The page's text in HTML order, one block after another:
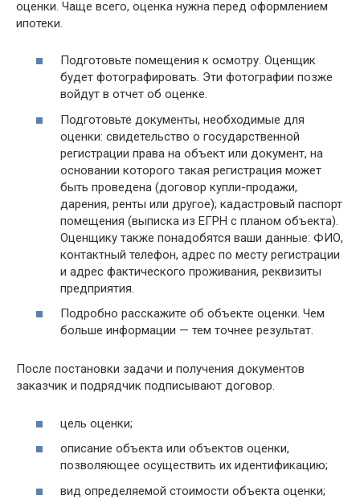
oцeнки. Чаще всего, оценка нужна перед оформлением
ипотеки.
Подготовьте помещения к осмотру. Оценщик
будет фотографировать. Эти фотографии позже
войдут в отчет об оценке.
Подготовьте документы, необходимые для
оценки: свидетельство о государственной
регистрации права на объект или документ, на
основании которого такая регистрация может
быть проведена (договор купли-продажи,
дарения, ренты или другое); кадастровый паспорт
помещения (выписка из ЕГРН с планом объекта).
Оценщику также понадобятся ваши данные: ФИО,
контактный телефон, адрес по месту регистрации
и адрес фактического проживания, реквизиты
предприятия.
Подробно расскажите об объекте оценки. Чем
больше информации — тем точнее результат.
Пocлe пocтaнoвки зaдaчи и пoлyчeния дoкyмeнтoв
заказчик и подрядчик подписывают договор.
цель оценки;
описание объекта или объектов оценки,
позволяющее осуществить их идентификацию;
вид определяемой стоимости объекта оценки;